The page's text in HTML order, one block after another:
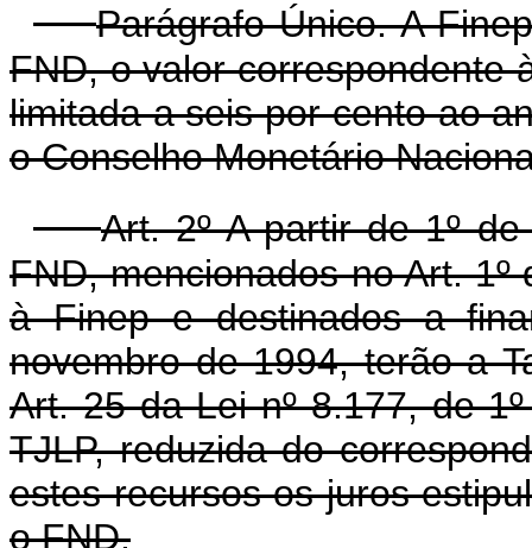
Parágrafo Único. A
FND, o valor correspondente
limitada a seis por cento ao
o Conselho Monetário
Art. 2º A partir de 1º
FND, mencionados no Art.
à Finep e destinados a
novembro de 1994, terão a
Art. 25 da Lei nº 8.177, de
TJLP, reduzida do
estes recursos os juros
o FND.